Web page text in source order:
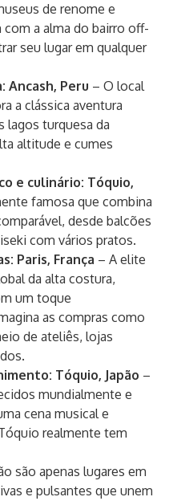
de renome e
a alma do bairro off-
seu lugar em qualquer
Peru – O local
a clássica aventura
lagos turquesa da
altitude e cumes
e culinário: Tóquio,
famosa que combina
desde balcões
com vários pratos.
Paris, França – A elite
da alta costura,
um toque
as compras como
de ateliês, lojas
Tóquio, Japão –
mundialmente e
cena musical e
realmente tem
são apenas lugares em
e pulsantes que unem